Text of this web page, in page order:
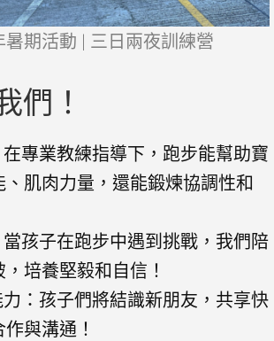
期活動 | 三日兩夜訓練營
們！
專業教練指導下，跑步能幫助寶
、肌肉力量，還能鍛煉協調性和
孩子在跑步中遇到挑戰，我們陪
培養堅毅和自信！
：孩子們將結識新朋友，共享快
與溝通！